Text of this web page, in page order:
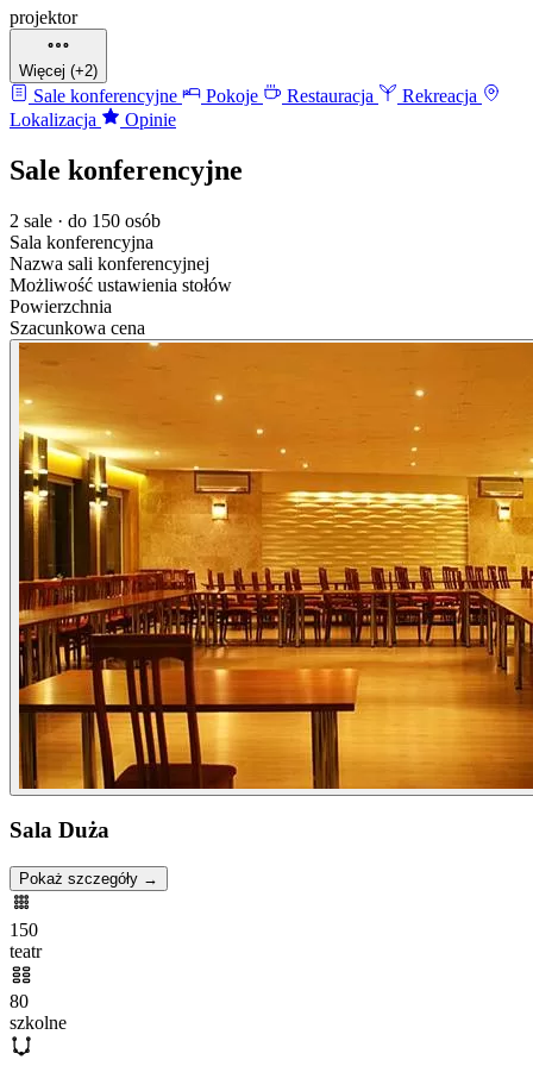
projektor
Więcej (+2)
Sale konferencyjne Pokoje Restauracja
Rekreacja
Lokalizacja
Opinie
Sale konferencyjne
2 sale · do 150 osób
Sala konferencyjna
Nazwa sali konferencyjnej
Możliwość ustawienia stołów
Powierzchnia
Szacunkowa cena
Sala Duża
Pokaż szczegóły →
150
teatr
80
szkolne